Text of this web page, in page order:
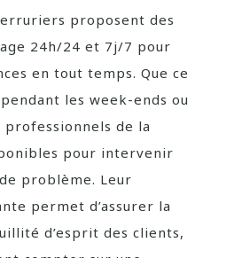
proposent des
24h/24 et 7j/7 pour
en tout temps. Que ce
les week-ends ou
de la
pour intervenir
problème. Leur
permet d’assurer la
d’esprit des clients,